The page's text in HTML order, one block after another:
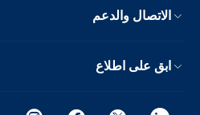
الاتصال والدعم
ابق على اطلاع